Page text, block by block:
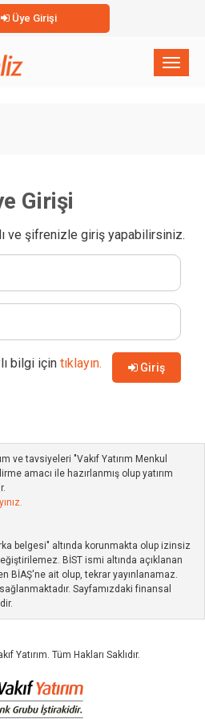
Üye Girişi
×
Girişi
ve şifrenizle giriş yapabilirsiniz.
Giriş
bilgi için tıklayın.
ve tavsiyeleri "Vakıf Yatırım Menkul
amacı ile hazırlanmış olup yatırım
belgesi" altında korunmakta olup izinsiz
BİST ismi altında açıklanan
BİAŞ'ne ait olup, tekrar yayınlanamaz.
Sayfamızdaki finansal
Yatırım. Tüm Hakları Saklıdır.